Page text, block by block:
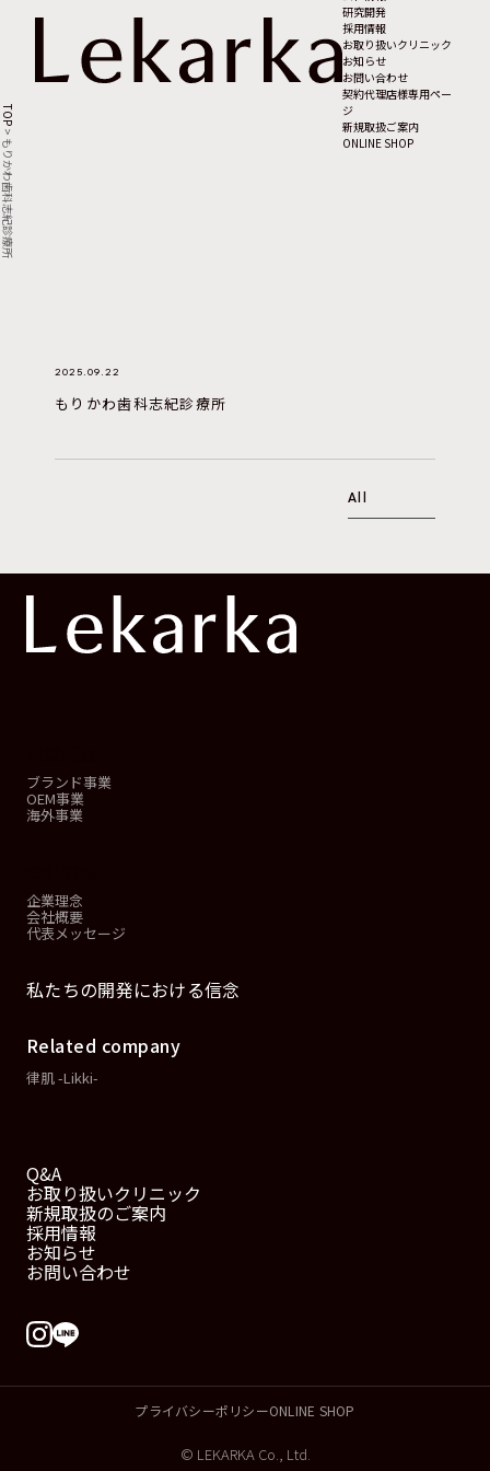
研究開発
採用情報
お取り扱いクリニック
お知らせ
お問い合わせ
契約代理店様専用ペー
ジ
新規取扱ご案内
ONLINE SHOP
TOP
>
もりかわ歯科志紀診療所
2025.09.22
もりかわ歯科志紀診療所
All
ブランド事業
OEM事業
海外事業
企業理念
会社概要
代表メッセージ
私たちの開発における信念
Related company
律肌 -Likki-
Q&A
お取り扱いクリニック
新規取扱のご案内
採用情報
お知らせ
お問い合わせ
プライバシーポリシーONLINE SHOP
© LEKARKA Co., Ltd.